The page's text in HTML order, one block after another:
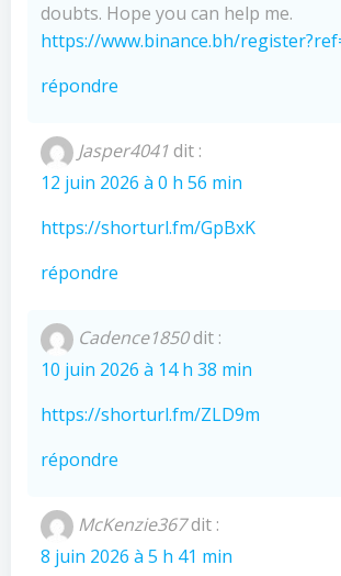
doubts. Hope you can help me.
https://www.binance.bh/
répondre
Jasper4041dit :
12 juin 2026 à 0 h 56 min
https://shorturl.fm/GpBxK
répondre
Cadence1850dit :
10 juin 2026 à 14 h 38 min
https://shorturl.fm/ZLD9m
répondre
McKenzie367dit :
8 juin 2026 à 5 h 41 min